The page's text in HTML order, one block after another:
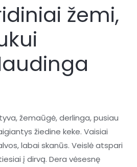
žemi,
žemaūgė, derlinga, pusiau
žiedine keke. Vaisiai
labai skanūs. Veislė atspari
į dirvą. Dera vėsesnę